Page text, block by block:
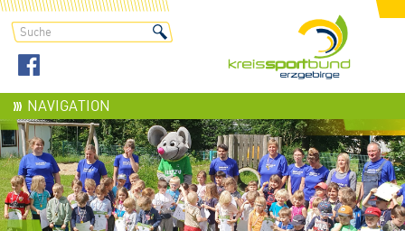
NAVIGATION